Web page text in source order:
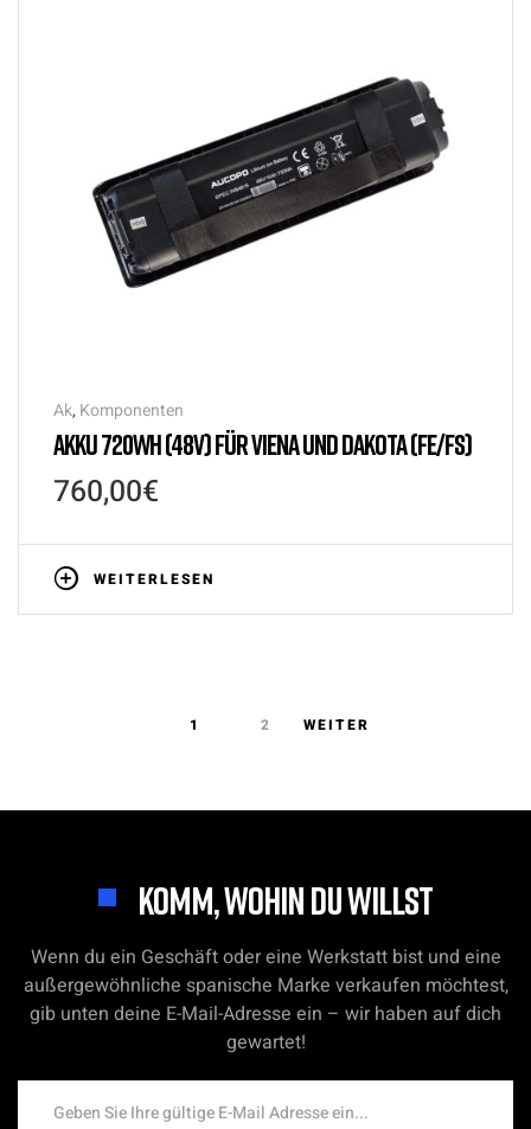
Ak, Komponenten
AKKU 720WH (48V) FÜR VIENA UND DAKOTA (FE/FS)
760,00€
WEITERLESEN
1 2 WEITER
KOMM, WOHIN DU WILLST
Wenn du ein Geschäft oder eine Werkstatt bist und eine
außergewöhnliche spanische Marke verkaufen möchtest,
gib unten deine E-Mail-Adresse ein – wir haben auf dich
gewartet!